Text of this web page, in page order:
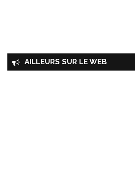
AILLEURS SUR LE WEB